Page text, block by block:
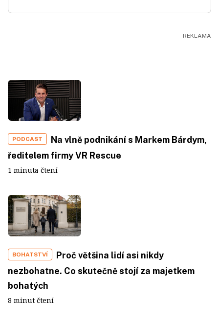
PODCAST
Na vlně podnikání s Markem Bárdym,
ředitelem firmy VR Rescue
1 minuta čtení
BOHATSTVÍ
Proč většina lidí asi nikdy
nezbohatne. Co skutečně stojí za majetkem
bohatých
8 minut čtení